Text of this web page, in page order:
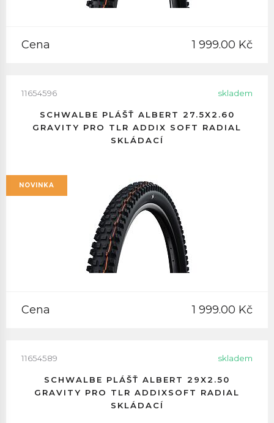
Cena 1 999.00 Kč
11654596 skladem
SCHWALBE PLÁŠŤ ALBERT 27.5X2.60
GRAVITY PRO TLR ADDIX SOFT RADIAL
SKLÁDACÍ
NOVINKA
Cena 1 999.00 Kč
11654589 skladem
SCHWALBE PLÁŠŤ ALBERT 29X2.50
GRAVITY PRO TLR ADDIXSOFT RADIAL
SKLÁDACÍ